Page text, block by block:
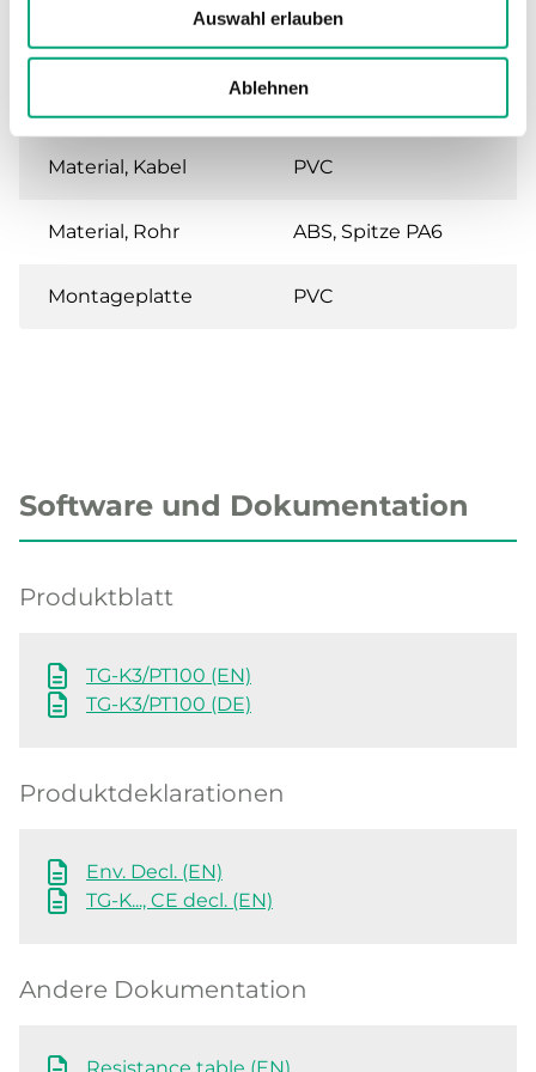
Auswahl erlauben
Ablehnen
50 s
Material, Kabel PVC
Material, Rohr ABS, Spitze PA6
Montageplatte PVC
Software und Dokumentation
Produktblatt
TG-K3/PT100 (EN)
TG-K3/PT100 (DE)
Produktdeklarationen
Env. Decl. (EN)
TG-K..., CE decl. (EN)
Andere Dokumentation